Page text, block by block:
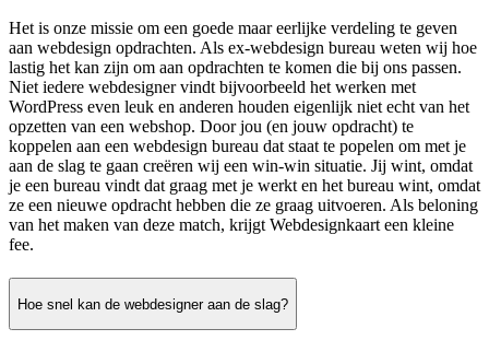
Het is onze missie om een goede maar eerlijke verdeling te geven
aan webdesign opdrachten. Als ex-webdesign bureau weten wij hoe
lastig het kan zijn om aan opdrachten te komen die bij ons passen.
Niet iedere webdesigner vindt bijvoorbeeld het werken met
WordPress even leuk en anderen houden eigenlijk niet echt van het
opzetten van een webshop. Door jou (en jouw opdracht) te
koppelen aan een webdesign bureau dat staat te popelen om met je
aan de slag te gaan creëren wij een win-win situatie. Jij wint, omdat
je een bureau vindt dat graag met je werkt en het bureau wint, omdat
ze een nieuwe opdracht hebben die ze graag uitvoeren. Als beloning
van het maken van deze match, krijgt Webdesignkaart een kleine
fee.
Hoe snel kan de webdesigner aan de slag?